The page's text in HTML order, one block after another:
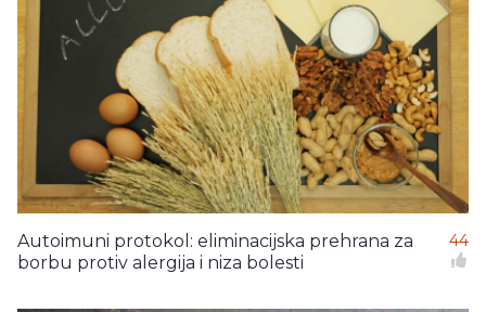
Autoimuni protokol: eliminacijska prehrana za
borbu protiv alergija i niza bolesti
44